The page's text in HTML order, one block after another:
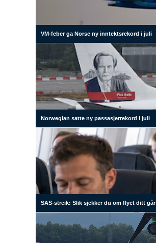
VM-feber ga Norse ny inntektsrekord i juli
Norwegian satte ny passasjerrekord i juli
SAS-streik: Slik sjekker du om flyet ditt går